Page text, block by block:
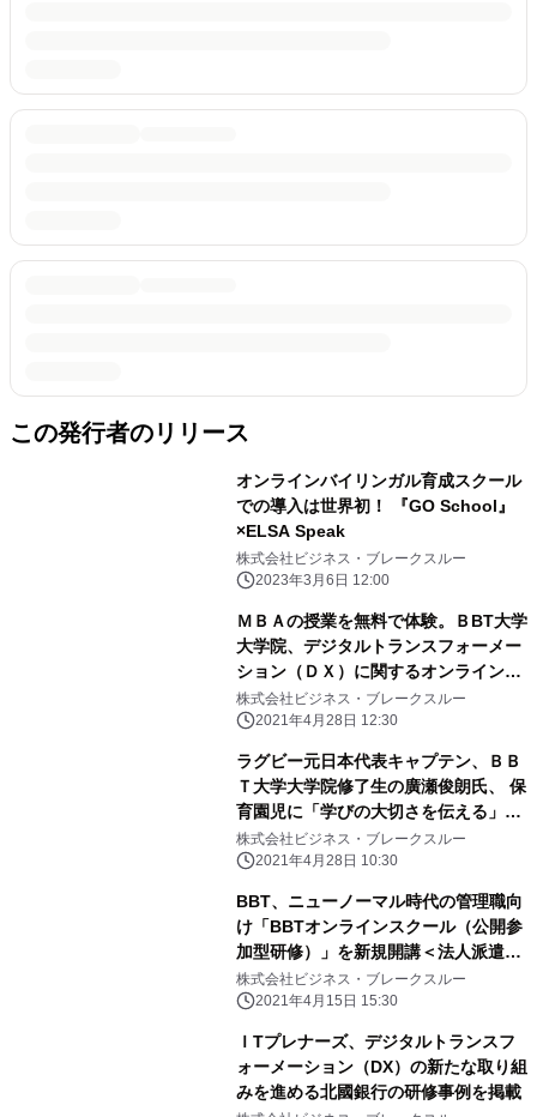
この発行者のリリース
オンラインバイリンガル育成スクール
での導入は世界初！ 『GO School』
×ELSA Speak
株式会社ビジネス・ブレークスルー
2023年3月6日 12:00
ＭＢＡの授業を無料で体験。ＢBT大学
大学院、デジタルトランスフォーメー
ション（ＤＸ）に関するオンライン授
業『1日1時間、5日間で学ぶDX時代の
ビジネストレンド』をＧＷ期間まで無
株式会社ビジネス・ブレークスルー
2021年4月28日 12:30
ラグビー元日本代表キャプテン、ＢＢ
Ｔ大学大学院修了生の廣瀬俊朗氏、 保
育園児に「学びの大切さを伝える」ラ
グビーボールを贈呈
株式会社ビジネス・ブレークスルー
2021年4月28日 10:30
BBT、ニューノーマル時代の管理職向
け「BBTオンラインスクール（公開参
加型研修）」を新規開講＜法人派遣限
定＞
株式会社ビジネス・ブレークスルー
2021年4月15日 15:30
ＩTプレナーズ、デジタルトランスフ
ォーメーション（DX）の新たな取り組
みを進める北國銀行の研修事例を掲載